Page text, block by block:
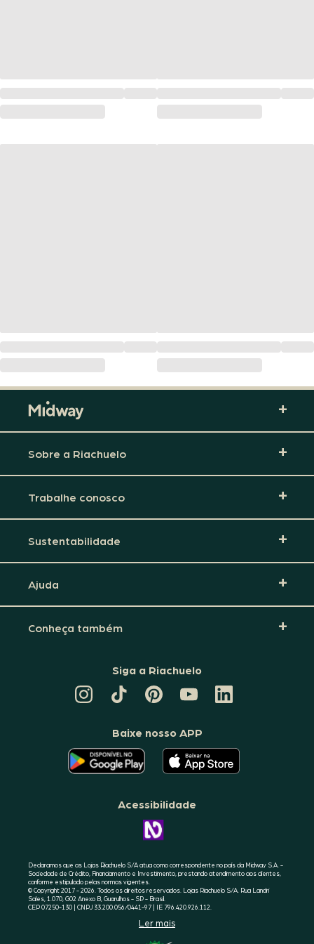
Sobre a Riachuelo
Trabalhe conosco
Sustentabilidade
Ajuda
Conheça também
Siga a Riachuelo
TIKTOK
DA
PINTEREST
DA
CANAL
DA
RIACHUELO
LINKEDIN
DA
Baixe nosso APP
O
APLICATIVO
DA
RIACHUELO
GOOGLE
O
APLICATIVO
DA
RIACHUELO
Acessibilidade
CONHEÇA
A
Declaramos que as Lojas Riachuelo S/A atua como correspondente no país da Midway S.A. -
Sociedade de Crédito, Financiamento e Investimento, prestando atendimento aos clientes,
conforme estipulado pelas normas vigentes.
© Copyright 2017 - 2026. Todos os direitos reservados. Lojas Riachuelo S/A. Rua Landri
Sales, 1.070, G02 Anexo B, Guarulhos - SP - Brasil.
CEP 07250-130 | CNPJ 33.200.056/0441-97 | IE 796.420.926.112.
Ler mais